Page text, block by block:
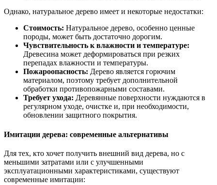
Однако, натуральное дерево имеет и некоторые недостатки:
Стоимость: Натуральное дерево, особенно ценные
породы, может быть достаточно дорогим.
Чувствительность к влажности и температуре:
Древесина может деформироваться при резких
перепадах влажности и температуры.
Пожароопасность: Дерево является горючим
материалом, поэтому требует дополнительной
обработки противопожарными составами.
Требует ухода: Деревянные поверхности нуждаются в
регулярном уходе, очистке и, при необходимости,
обновлении защитного покрытия.
Имитации дерева: современные альтернативы
Для тех, кто хочет получить внешний вид дерева, но с
меньшими затратами или с улучшенными
эксплуатационными характеристиками, существуют
современные имитации: